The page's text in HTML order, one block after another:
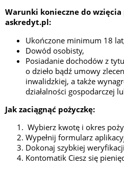
Warunki konieczne do wzięcia
askredyt.pl:
Ukończone minimum 18
Dowód osobisty,
Posiadanie dochodów z
o dzieło bądź umowy
inwalidzkiej, a także
działalności gospodarczej
Jak zaciągnąć pożyczkę:
Wybierz kwotę i okres
Wypełnij formularz
Dokonaj szybkiej
Kontomatik Ciesz się